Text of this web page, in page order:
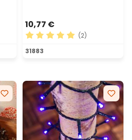
su 5 stelle
10,77 €
Valutazione media di 5 su
(2)
31883